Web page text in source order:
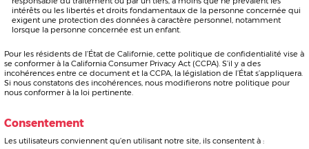
nous divulguerons.
Les données que nous recueillons automatiquement sont utilisées aux fins
suivantes :
Google Analytics est un service d'analyse Web fourni par Google. Google utilise
les données recueillies pour suivre et examiner l'utilisation de ce site, préparer
des rapports sur ses activités et les partager avec d'autres services Google.
Google peut utiliser les données recueillies pour contextualiser et personnaliser
les annonces de son propre réseau de publicité.
Données personnelles recueillies : données de cookies et d'utilisation. Lieu de
Trouver ici la politique de confidentialité de Google.
Avec qui nous partageons les données personnelles
énoncés dans la présente politique.